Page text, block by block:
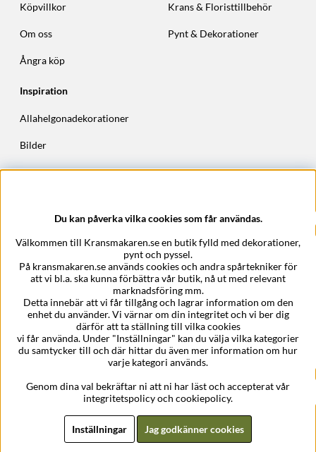
Köpvillkor
Om oss
Ångra köp
Krans & Floristtillbehör
Pynt & Dekorationer
Inspiration
Allahelgonadekorationer
Bilder
Höstkransar
Epost:support@kransmakaren.se
Du kan påverka vilka cookies som får användas.
Välkommen till Kransmakaren.se en butik fylld med dekorationer,
pynt och pyssel.
På kransmakaren.se används cookies och andra spårtekniker för
att vi bl.a. ska kunna förbättra vår butik, nå ut med relevant
marknadsföring mm.
Detta innebär att vi får tillgång och lagrar information om den
enhet du använder. Vi värnar om din integritet och vi ber dig
därför att ta ställning till vilka cookies
vi får använda. Under "Inställningar" kan du välja vilka kategorier
du samtycker till och där hittar du även mer information om hur
varje kategori används.
Genom dina val bekräftar ni att ni har läst och accepterat vår
integritetspolicy och cookiepolicy.
Inställningar Jag godkänner cookies